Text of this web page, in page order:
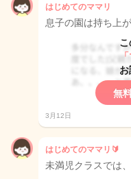
はじめてのママリ
息子の園は持ち上
「
お
無
3月12日
はじめてのママリ🔰
未満児クラスでは